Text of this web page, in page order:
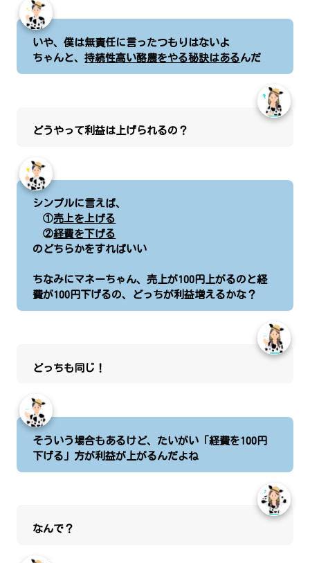
いや、僕は無責任に言ったつもりはないよ
ちゃんと、持続性高い酪農をやる秘訣はあるんだ
どうやって利益は上げられるの？
シンプルに言えば、
①売上を上げる
②経費を下げる
のどちらかをすればいい
ちなみにマネーちゃん、売上が100円上がるのと経
費が100円下げるの、どっちが利益増えるかな？
どっちも同じ！
そういう場合もあるけど、たいがい「経費を100円
下げる」方が利益が上がるんだよね
なんで？